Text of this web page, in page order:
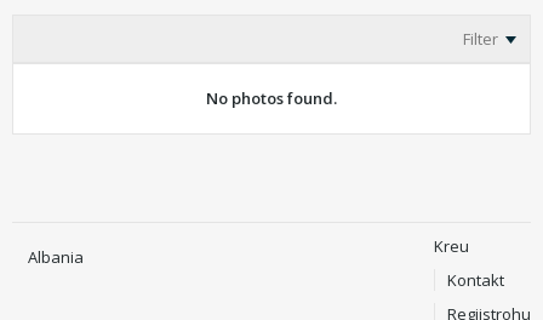
Filter
No photos found.
Albania
Kreu
Kontakt
Regjistrohu